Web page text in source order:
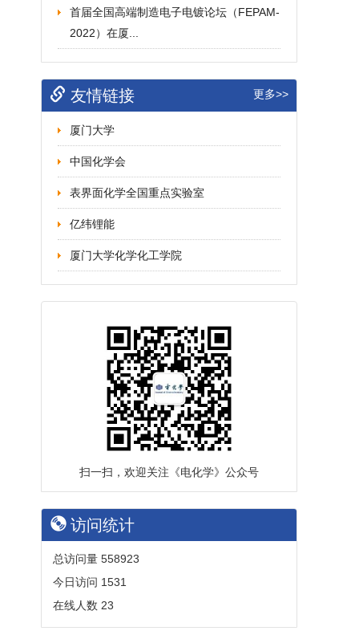
首届全国高端制造电子电镀论坛（FEPAM-
2022）在厦...
友情链接 更多>>
厦门大学
中国化学会
表界面化学全国重点实验室
亿纬锂能
厦门大学化学化工学院
扫一扫，欢迎关注《电化学》公众号
访问统计
总访问量 558923
今日访问 1531
在线人数 23